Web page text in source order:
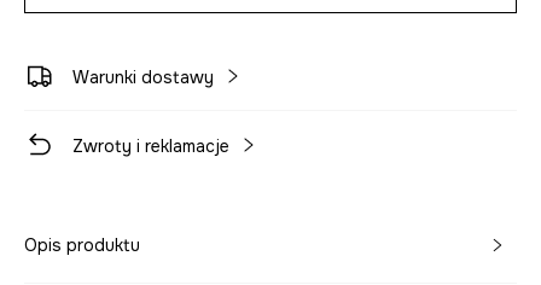
Warunki dostawy
Zwroty i reklamacje
Opis produktu